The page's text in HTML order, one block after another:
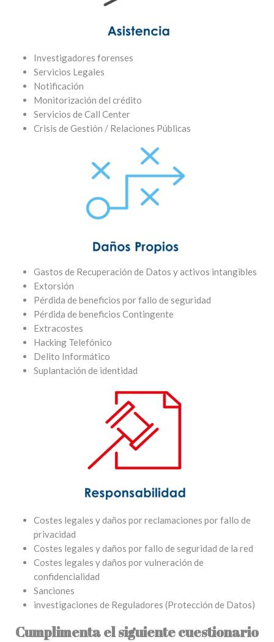
Investigadores forenses
Servicios Legales
Notificación
Monitorización del crédito
Servicios de Call Center
Crisis de Gestión / Relaciones Públicas
Gastos de Recuperación de Datos y activos intangibles
Extorsión
Pérdida de beneficios por fallo de seguridad
Pérdida de beneficios Contingente
Extracostes
Hacking Telefónico
Delito Informático
Suplantación de identidad
Costes legales y daños por reclamaciones por fallo de
privacidad
Costes legales y daños por fallo de seguridad de la red
Costes legales y daños por vulneración de
confidencialidad
Sanciones
investigaciones de Reguladores (Protección de Datos)
Cumplimenta el siguiente cuestionario